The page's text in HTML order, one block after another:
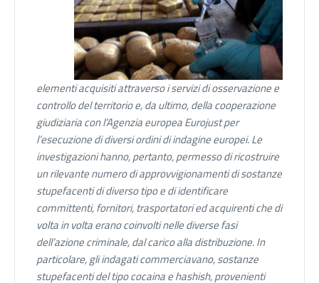
elementi acquisiti attraverso i servizi di osservazione e
controllo del territorio e, da ultimo, della cooperazione
giudiziaria con l’Agenzia europea Eurojust per
l’esecuzione di diversi ordini di indagine europei. Le
investigazioni hanno, pertanto, permesso di ricostruire
un rilevante numero di approvvigionamenti di sostanze
stupefacenti di diverso tipo e di identificare
committenti, fornitori, trasportatori ed acquirenti che di
volta in volta erano coinvolti nelle diverse fasi
dell’azione criminale, dal carico alla distribuzione. In
particolare, gli indagati commerciavano, sostanze
stupefacenti del tipo cocaina e hashish, provenienti